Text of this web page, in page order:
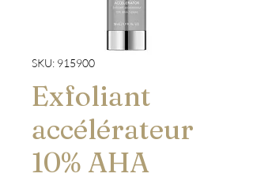
SKU: 915900
Exfoliant
accélérateur
10% AHA